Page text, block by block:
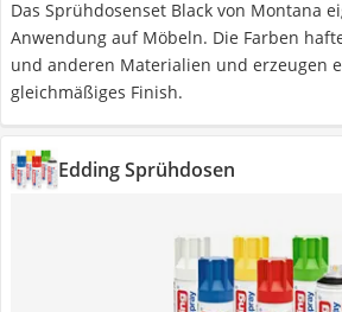
Das Sprühdosenset Black von Montana
Anwendung auf Möbeln. Die Farben
und anderen Materialien und erzeugen
gleichmäßiges Finish.
Edding Sprühdosen